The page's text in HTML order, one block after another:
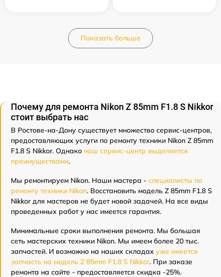
Показать больше
Почему для ремонта Nikon Z 85mm F1.8 S Nikkor
стоит выбрать нас
В Ростове-на-Дону существует множество сервис-центров,
предоставляющих услуги по ремонту техники Nikon Z 85mm
F1.8 S Nikkor. Однако наш сервис-центр выделяется
преимуществами.
Мы ремонтируем Nikon. Наши мастера - специалисты по
ремонту техники Nikon. Восстановить модель Z 85mm F1.8 S
Nikkor для мастеров не будет новой задачей. На все виды
проведенных работ у нас имеется гарантия.
Минимальные сроки выполнения ремонта. Мы большая
сеть мастерских техники Nikon. Мы имеем более 20 тыс.
запчастей. И возможно на наших складах уже имеется
запчасть на модель Z 85mm F1.8 S Nikkor. При заказе
ремонта на сайте - предоставляется скидка -25%.